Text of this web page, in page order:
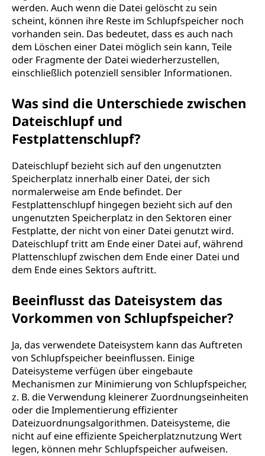
werden. Auch wenn die Datei gelöscht zu sein
scheint, können ihre Reste im Schlupfspeicher noch
vorhanden sein. Das bedeutet, dass es auch nach
dem Löschen einer Datei möglich sein kann, Teile
oder Fragmente der Datei wiederherzustellen,
einschließlich potenziell sensibler Informationen.
Was sind die Unterschiede zwischen
Dateischlupf und
Festplattenschlupf?
Dateischlupf bezieht sich auf den ungenutzten
Speicherplatz innerhalb einer Datei, der sich
normalerweise am Ende befindet. Der
Festplattenschlupf hingegen bezieht sich auf den
ungenutzten Speicherplatz in den Sektoren einer
Festplatte, der nicht von einer Datei genutzt wird.
Dateischlupf tritt am Ende einer Datei auf, während
Plattenschlupf zwischen dem Ende einer Datei und
dem Ende eines Sektors auftritt.
Beeinflusst das Dateisystem das
Vorkommen von Schlupfspeicher?
Ja, das verwendete Dateisystem kann das Auftreten
von Schlupfspeicher beeinflussen. Einige
Dateisysteme verfügen über eingebaute
Mechanismen zur Minimierung von Schlupfspeicher,
z. B. die Verwendung kleinerer Zuordnungseinheiten
oder die Implementierung effizienter
Dateizuordnungsalgorithmen. Dateisysteme, die
nicht auf eine effiziente Speicherplatznutzung Wert
legen, können mehr Schlupfspeicher aufweisen.